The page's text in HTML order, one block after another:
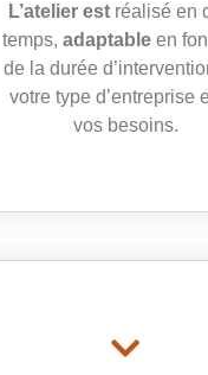
L’atelier est réalisé en
temps, adaptable en
de la durée
votre type d’entreprise
vos besoins.